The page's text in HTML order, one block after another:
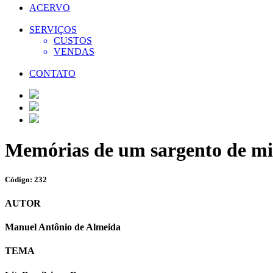
ACERVO
SERVIÇOS
CUSTOS
VENDAS
CONTATO
Memórias de um sargento de
Código: 232
AUTOR
Manuel Antônio de Almeida
TEMA